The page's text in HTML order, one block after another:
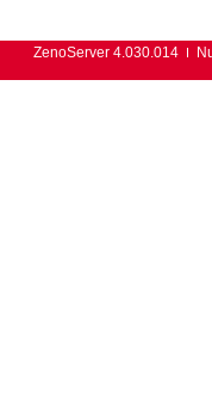
ZenoServer 4.030.014